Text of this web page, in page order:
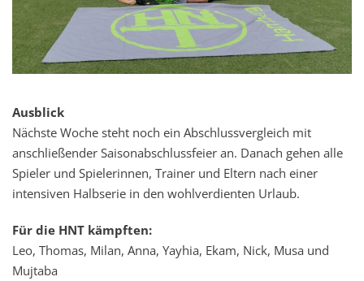
Ausblick
Nächste Woche steht noch ein Abschlussvergleich mit
anschließender Saisonabschlussfeier an. Danach gehen alle
Spieler und Spielerinnen, Trainer und Eltern nach einer
intensiven Halbserie in den wohlverdienten Urlaub.
Für die HNT kämpften:
Leo, Thomas, Milan, Anna, Yayhia, Ekam, Nick, Musa und
Mujtaba